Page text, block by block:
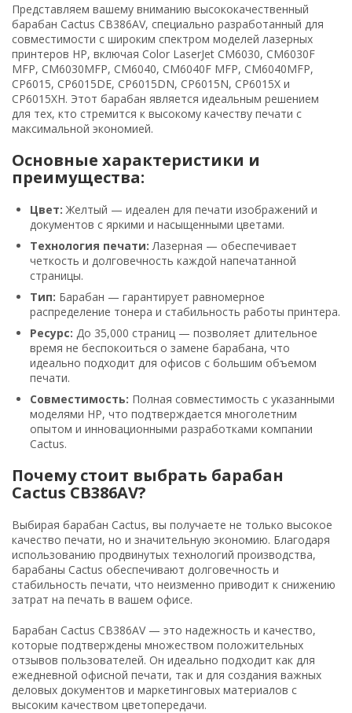
Представляем вашему вниманию высококачественный
барабан Cactus CB386AV, специально разработанный для
совместимости с широким спектром моделей лазерных
принтеров HP, включая Color LaserJet CM6030, CM6030F
MFP, CM6030MFP, CM6040, CM6040F MFP, CM6040MFP,
CP6015, CP6015DE, CP6015DN, CP6015N, CP6015X и
CP6015XH. Этот барабан является идеальным решением
для тех, кто стремится к высокому качеству печати с
максимальной экономией.
Основные характеристики и
преимущества:
Цвет: Желтый — идеален для печати изображений и
документов с яркими и насыщенными цветами.
Технология печати: Лазерная — обеспечивает
четкость и долговечность каждой напечатанной
страницы.
Тип: Барабан — гарантирует равномерное
распределение тонера и стабильность работы принтера.
Ресурс: До 35,000 страниц — позволяет длительное
время не беспокоиться о замене барабана, что
идеально подходит для офисов с большим объемом
печати.
Совместимость: Полная совместимость с указанными
моделями HP, что подтверждается многолетним
опытом и инновационными разработками компании
Cactus.
Почему стоит выбрать барабан
Cactus CB386AV?
Выбирая барабан Cactus, вы получаете не только высокое
качество печати, но и значительную экономию. Благодаря
использованию продвинутых технологий производства,
барабаны Cactus обеспечивают долговечность и
стабильность печати, что неизменно приводит к снижению
затрат на печать в вашем офисе.
Барабан Cactus CB386AV — это надежность и качество,
которые подтверждены множеством положительных
отзывов пользователей. Он идеально подходит как для
ежедневной офисной печати, так и для создания важных
деловых документов и маркетинговых материалов с
высоким качеством цветопередачи.